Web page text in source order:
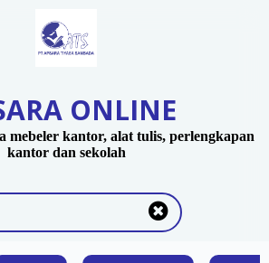
ONLINE
mebeler kantor, alat tulis, perlengkapan
kantor dan sekolah